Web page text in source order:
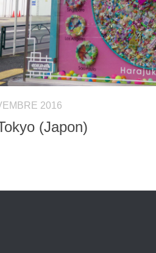
2016
(Japon)